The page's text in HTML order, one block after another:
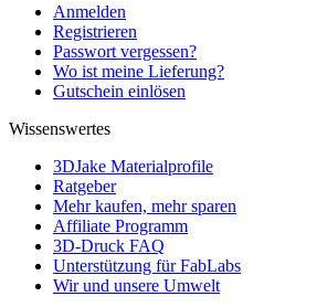
Anmelden
Registrieren
Passwort vergessen?
Wo ist meine Lieferung?
Gutschein einlösen
Wissenswertes
3DJake Materialprofile
Ratgeber
Mehr kaufen, mehr sparen
Affiliate Programm
3D-Druck FAQ
Unterstützung für FabLabs
Wir und unsere Umwelt